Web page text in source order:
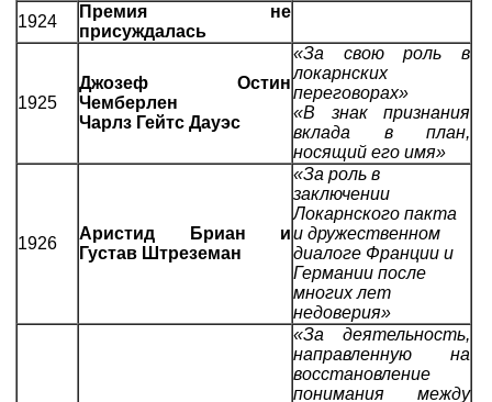
1924
Премия не
присуждалась
1925
Джозеф Остин
Чемберлен
Чарлз Гейтс Дауэс
«За свою роль в
локарнских
переговорах»
«В знак признания
вклада в план,
носящий его имя»
1926
Аристид Бриан и
Густав Штреземан
«За роль в
заключении
Локарнского пакта
и дружественном
диалоге Франции и
Германии после
многих лет
недоверия»
«За деятельность,
направленную на
восстановление
понимания между